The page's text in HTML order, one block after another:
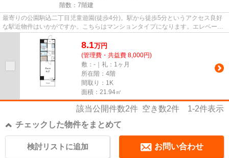
階数：7階建
最寄りの公園駒込二丁目児童遊園(徒歩4分)。駅から徒歩5分というアクセス良好
な駅近物件はいかがですか。こちらはマンションタイプになります。エレベータ
ー付きの物件です。当社スタ...
8.1万円
(管理費・共益費 8,000円)
敷：-｜礼：1ヶ月
所在階：4階
間取り：1K
面積：21.94㎡
該当公開件数2件 空き数2件 1-2件表示
チェックした物件をまとめて
お問い合わせ
検討リストに追加